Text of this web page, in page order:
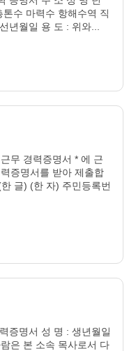
수 마력수 항해수역 직
년월일 용 도 : 위와...
무 경력증명서 * 에 근
증명서를 받아 제출합
글) (한 자) 주민등록번
증명서 성 명 : 생년월일
은 본 소속 목사로서 다